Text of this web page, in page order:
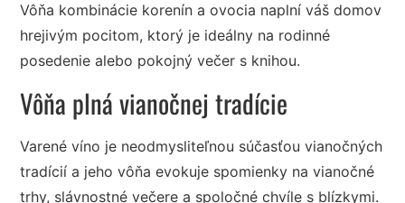
Vôňa kombinácie korenín a ovocia naplní váš domov
hrejivým pocitom, ktorý je ideálny na rodinné
posedenie alebo pokojný večer s knihou.
Vôňa plná vianočnej tradície
Varené víno je neodmysliteľnou súčasťou vianočných
tradícií a jeho vôňa evokuje spomienky na vianočné
trhy, slávnostné večere a spoločné chvíle s blízkymi.